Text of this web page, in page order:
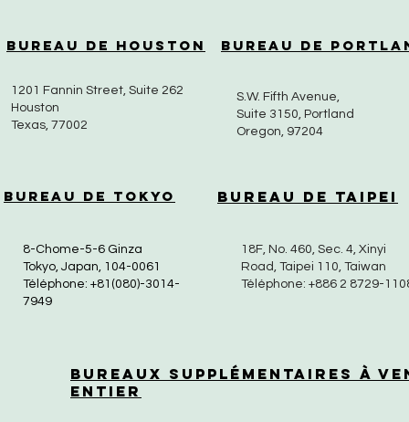
Bureau de Houston Bureau de
1201 Fannin Street, Suite 262
Houston
Texas, 77002
S.W. Fifth Avenue,
Suite 3150, Portland
Oregon, 97204
Bureau de Tokyo Bureau de Taipei
8-Chome-5-6 Ginza
Tokyo, Japan, 104-0061
Téléphone: +81(080)-3014-
7949
18F, No. 460, Sec. 4, Xinyi
Road, Taipei 110, Taiwan
Téléphone: +886 2 8729-
Bureaux supplémentaires à
entier